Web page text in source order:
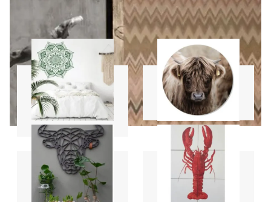
Mandala-
Schablonen
Wandkreise
Holzdesigns Fliesen